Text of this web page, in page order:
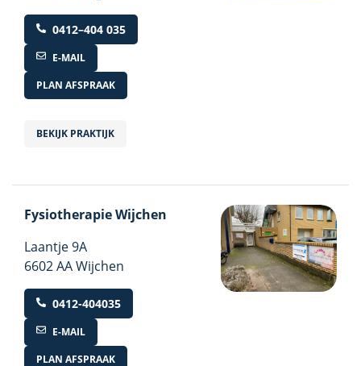
0412–404 035
E-MAIL
PLAN AFSPRAAK
BEKIJK PRAKTIJK
Fysiotherapie Wijchen
Laantje9A
6602 AA Wijchen
0412-404035
E-MAIL
PLAN AFSPRAAK